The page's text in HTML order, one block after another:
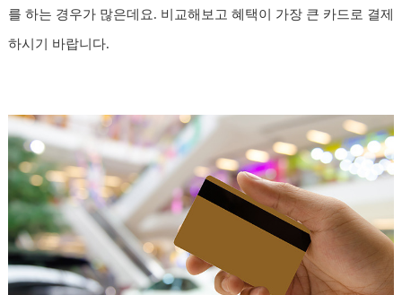
를 하는 경우가 많은데요. 비교해보고 혜택이 가장 큰 카드로 결제
하시기 바랍니다.